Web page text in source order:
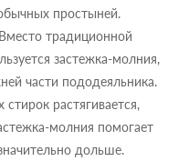
простыней.
традиционной
застежка-молния,
части пододеяльника.
растягивается,
молния помогает
дольше.